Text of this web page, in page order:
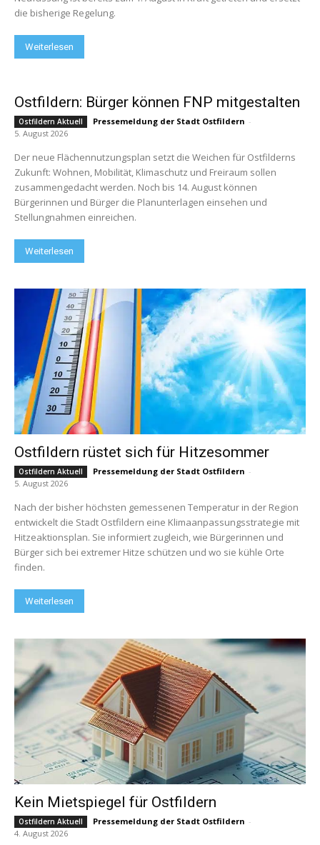
die bisherige Regelung.
Weiterlesen
Ostfildern: Bürger können FNP mitgestalten
Ostfildern Aktuell Pressemeldung der Stadt Ostfildern -
5. August 2026
Der neue Flächennutzungsplan setzt die Weichen für Ostfilderns
Zukunft: Wohnen, Mobilität, Klimaschutz und Freiraum sollen
zusammengedacht werden. Noch bis 14. August können
Bürgerinnen und Bürger die Planunterlagen einsehen und
Stellungnahmen einreichen.
Weiterlesen
Ostfildern rüstet sich für Hitzesommer
Ostfildern Aktuell Pressemeldung der Stadt Ostfildern -
5. August 2026
Nach der bisher höchsten gemessenen Temperatur in der Region
entwickelt die Stadt Ostfildern eine Klimaanpassungsstrategie mit
Hitzeaktionsplan. Sie informiert zugleich, wie Bürgerinnen und
Bürger sich bei extremer Hitze schützen und wo sie kühle Orte
finden.
Weiterlesen
Kein Mietspiegel für Ostfildern
Ostfildern Aktuell Pressemeldung der Stadt Ostfildern -
4. August 2026